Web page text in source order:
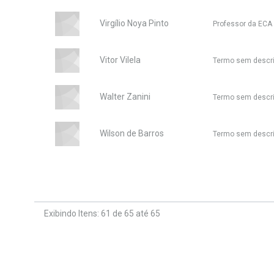
Virgílio Noya Pinto Professor da ECA
Vitor Vilela Termo sem
Walter Zanini Termo sem
Wilson de Barros Termo sem
Exibindo Itens: 61 de 65 até 65